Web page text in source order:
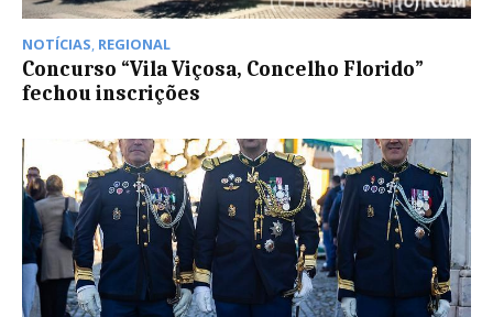
NOTÍCIAS, REGIONAL
Concurso “Vila Viçosa, Concelho Florido”
fechou inscrições